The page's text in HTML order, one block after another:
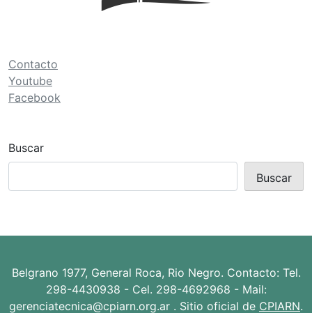
d
e
e
t
r
a
Contacto
Youtube
Facebook
Buscar
Buscar
Belgrano 1977, General Roca, Rio Negro. Contacto: Tel.
298-4430938 - Cel. 298-4692968 - Mail:
gerenciatecnica@cpiarn.org.ar . Sitio oficial de CPIARN.